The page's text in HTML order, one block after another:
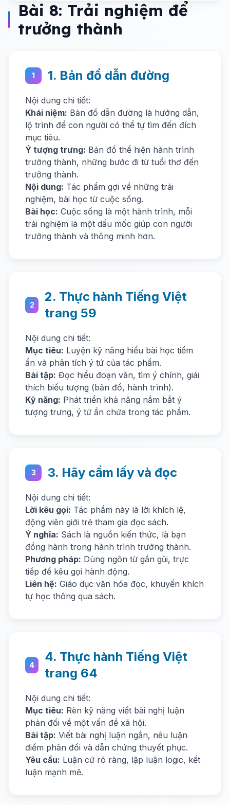
Bài 8: Trải nghiệm để
trưởng thành
1 1. Bản đồ dẫn đường
Nội dung chi tiết:
Khái niệm: Bản đồ dẫn đường là hướng dẫn,
lộ trình để con người có thể tự tìm đến đích
mục tiêu.
Ý tượng trưng: Bản đồ thể hiện hành trình
trưởng thành, những bước đi từ tuổi thơ đến
trưởng thành.
Nội dung: Tác phẩm gợi về những trải
nghiệm, bài học từ cuộc sống.
Bài học: Cuộc sống là một hành trình, mỗi
trải nghiệm là một dấu mốc giúp con người
trưởng thành và thông minh hơn.
2
2. Thực hành Tiếng Việt
trang 59
Nội dung chi tiết:
Mục tiêu: Luyện kỹ năng hiểu bài học tiềm
ẩn và phân tích ý tứ của tác phẩm.
Bài tập: Đọc hiểu đoạn văn, tìm ý chính, giải
thích biểu tượng (bản đồ, hành trình).
Kỹ năng: Phát triển khả năng nắm bắt ý
tượng trưng, ý tứ ẩn chứa trong tác phẩm.
3 3. Hãy cầm lấy và đọc
Nội dung chi tiết:
Lời kêu gọi: Tác phẩm này là lời khích lệ,
động viên giới trẻ tham gia đọc sách.
Ý nghĩa: Sách là nguồn kiến thức, là bạn
đồng hành trong hành trình trưởng thành.
Phương pháp: Dùng ngôn từ gần gũi, trực
tiếp để kêu gọi hành động.
Liên hệ: Giáo dục văn hóa đọc, khuyến khích
tự học thông qua sách.
4
4. Thực hành Tiếng Việt
trang 64
Nội dung chi tiết:
Mục tiêu: Rèn kỹ năng viết bài nghị luận
phản đối về một vấn đề xã hội.
Bài tập: Viết bài nghị luận ngắn, nêu luận
điểm phản đối và dẫn chứng thuyết phục.
Yêu cầu: Luận cứ rõ ràng, lập luận logic, kết
luận mạnh mẽ.